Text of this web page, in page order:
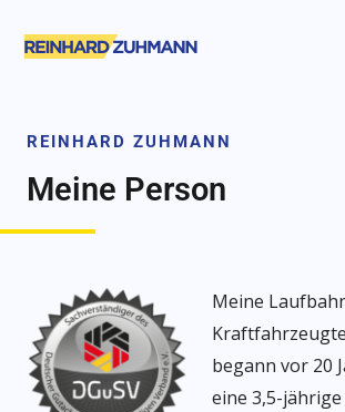
REINHARD ZUHMANN
Meine Person
Meine
begann vor 20
eine 3,5-